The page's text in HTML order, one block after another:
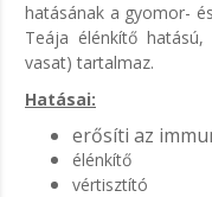
hatásának a gyomor-
Teája élénkítő
vasat) tartalmaz.
Hatásai:
erősíti az
élénkítő
vértisztító